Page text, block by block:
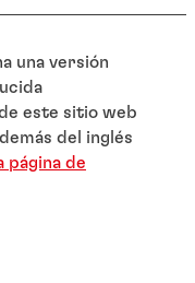
una versión
este sitio web
del inglés
página de